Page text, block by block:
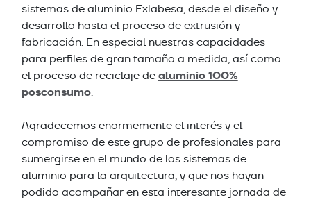
sistemas de aluminio Exlabesa, desde el diseño y
desarrollo hasta el proceso de extrusión y
fabricación. En especial nuestras capacidades
para perfiles de gran tamaño a medida, así como
el proceso de reciclaje dealuminio 100%
posconsumo.
Agradecemos enormemente el interés y el
compromiso de este grupo de profesionales para
sumergirse en el mundo de los sistemas de
aluminio para la arquitectura, y que nos hayan
podido acompañar en esta interesante jornada de